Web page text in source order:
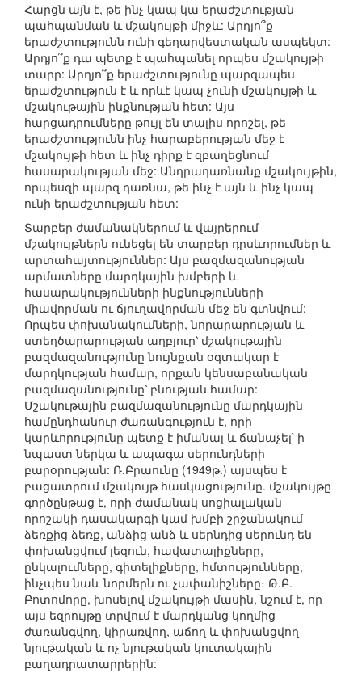
Հարցն այն է, թե ինչ կապ կա երաժշտության
պահպանման և մշակույթի միջև: Արդյո՞ք
երաժշտությունն ունի գեղարվեստական ասպեկտ:
Արդյո՞ք դա պետք է պահպանել որպես մշակույթի
տարր: Արդյո՞ք երաժշտությունը պարզապես
երաժշտություն է և որևէ կապ չունի մշակույթի և
մշակութային ինքնության հետ: Այս
հարցադրումները թույլ են տալիս որոշել, թե
երաժշտությունն ինչ հարաբերության մեջ է
մշակույթի հետ և ինչ դիրք է զբաղեցնում
հասարակության մեջ: Անդրադառնանք մշակույթին,
որպեսզի պարզ դառնա, թե ինչ է այն և ինչ կապ
ունի երաժշտության հետ:
Տարբեր ժամանակներում և վայրերում
մշակույթներն ունեցել են տարբեր դրսևորումներ և
արտահայտություններ: Այս բազմազանության
արմատները մարդկային խմբերի և
հասարակությունների ինքնությունների
միավորման ու ճյուղավորման մեջ են գտնվում:
Որպես փոխանակումների, նորարարության և
ստեղծարարության աղբյուր՝ մշակութային
բազմազանությունը նույնքան օգտակար է
մարդկության համար, որքան կենսաբանական
բազմազանությունը՝ բնության համար:
Մշակութային բազմազանությունը մարդկային
համընդհանուր ժառանգություն է, որի
կարևորությունը պետք է իմանալ և ճանաչել՝ ի
նպաստ ներկա և ապագա սերունդների
բարօրության: Ռ.Բրաունը (1949թ.) այսպես է
բացատրում մշակույթ հասկացությունը. մշակույթը
գործընթաց է, որի ժամանակ սոցիալական
որոշակի դասակարգի կամ խմբի շրջանակում
ձեռքից ձեռք, անձից անձ և սերնդից սերունդ են
փոխանցվում լեզուն, հավատալիքները,
ընկալումները, գիտելիքները, հմտությունները,
ինչպես նաև նորմերն ու չափանիշները։ Թ.Բ.
Բոտոմորը, խոսելով մշակույթի մասին, նշում է, որ
այս եզրույթը տրվում է մարդկանց կողմից
ժառանգվող, կիրառվող, աճող և փոխանցվող
նյութական և ոչ նյութական կուտակային
բաղադրատարրերին: